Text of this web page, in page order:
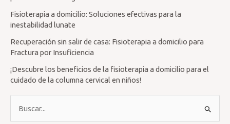
Fisioterapia a domicilio: Soluciones efectivas para la
inestabilidad lunate
Recuperación sin salir de casa: Fisioterapia a domicilio para
Fractura por Insuficiencia
¡Descubre los beneficios de la fisioterapia a domicilio para el
cuidado de la columna cervical en niños!